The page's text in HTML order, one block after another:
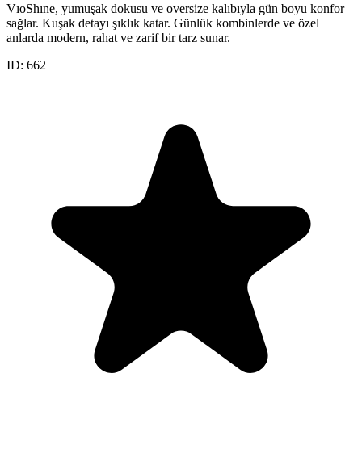
VıoShıne, yumuşak dokusu ve oversize kalıbıyla gün boyu konfor
sağlar. Kuşak detayı şıklık katar. Günlük kombinlerde ve özel
anlarda modern, rahat ve zarif bir tarz sunar.
ID: 662